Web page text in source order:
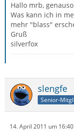
Hallo mrb,
Was kann ich in
mehr "blass"
Gruß
silverfox
slengfe
Senior-
14. April 2011 um 16:40